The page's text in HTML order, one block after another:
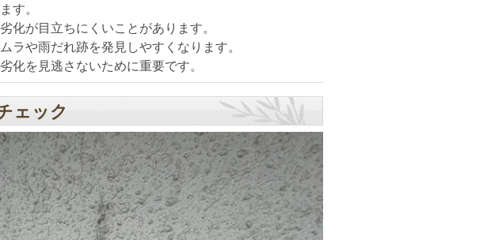
す。
化が目立ちにくいことがあります。
ラや雨だれ跡を発見しやすくなります。
化を見逃さないために重要です。
ェック